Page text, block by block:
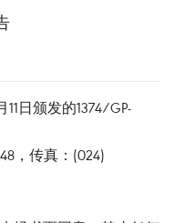
日颁发的1374/GP-
，传真：(024)